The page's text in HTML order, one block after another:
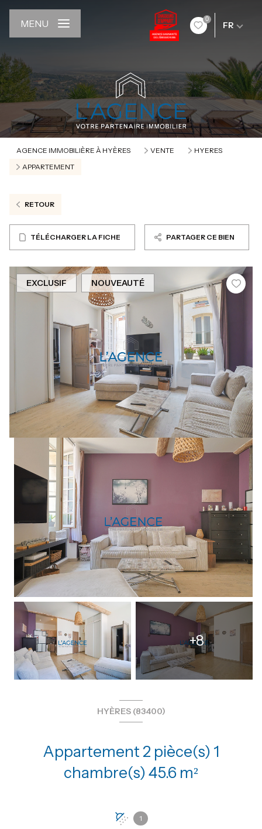
0
FR
MENU
AGENCE IMMOBILIÈRE À HYÈRES VENTE
HYERES
APPARTEMENT
RETOUR
TÉLÉCHARGER LA FICHE PARTAGER CE BIEN
EXCLUSIF NOUVEAUTÉ
+8
HYÈRES (83400)
Appartement 2 pièce(s) 1
chambre(s) 45.6 m²
1